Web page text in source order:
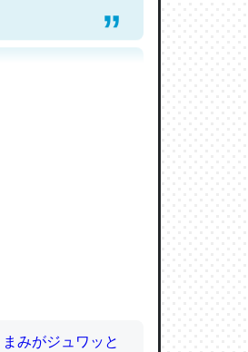
でいう「ずっと前
ばするほど分かり